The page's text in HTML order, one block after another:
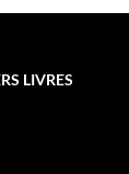
LIVRES